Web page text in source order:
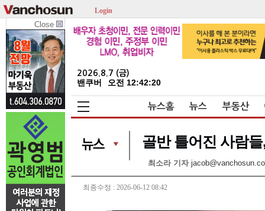
Login
Close
2026.8.7 (금)
밴쿠버 오전 12:42:21
뉴스홈 뉴스 부동산
골반 틀어진 사람들
최소라 기자
최종수정 : 2026-06-12 08:42